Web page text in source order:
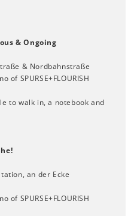
& Ongoing
& Nordbahnstraße
SPURSE+FLOURISH
to walk in, a notebook and
an der Ecke
SPURSE+FLOURISH